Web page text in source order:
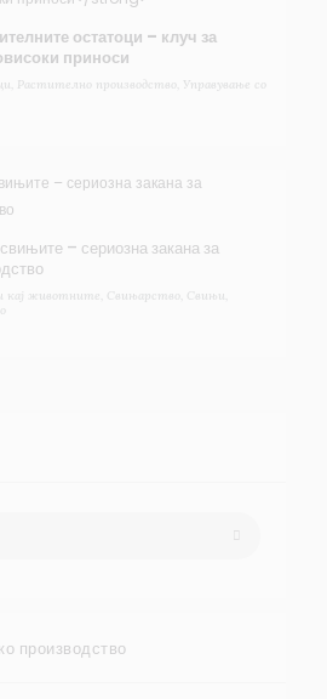
остатоци – клуч за
приноси
Растително производство
Управување со
– сериозна закана за
кај животните Свињарство Свињи
производство